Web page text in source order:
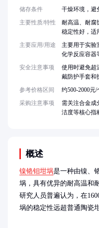
概述
镍铬钼坩埚是一种由镍、
埚，具有优异的耐高温和
研究人员普遍认为，在
埚的稳定性远超普通陶瓷
储存条件
干燥环境，避
主要性质/特性
耐高温、耐腐
稳定性好，适
主要应用/用途
主要用于实验
化学反应容器
安全注意事项
使用时避免超
戴防护手套和
参考价格区间
约500-2000元
采购注意事项
需关注合金成
洁度等核心指